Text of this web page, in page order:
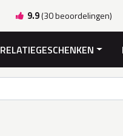
9.9(30 beoordelingen)
RELATIEGESCHENKEN